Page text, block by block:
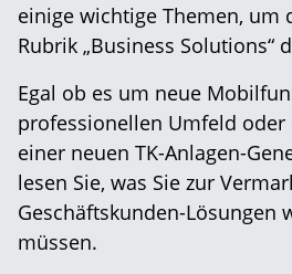
einige wichtige Themen, um
Rubrik „Business Solutions“
Egal ob es um neue
professionellen Umfeld
einer neuen TK-Anlagen-
lesen Sie, was Sie zur
Geschäftskunden-Lösungen
müssen.